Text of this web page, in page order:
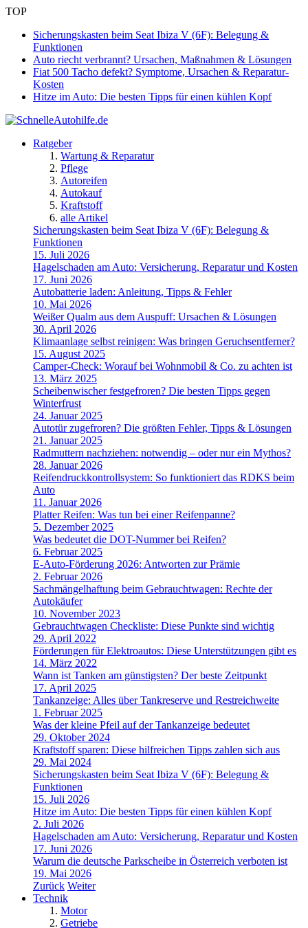
TOP
Sicherungskasten beim Seat Ibiza V (6F): Belegung &
Funktionen
Auto riecht verbrannt? Ursachen, Maßnahmen & Lösungen
Fiat 500 Tacho defekt? Symptome, Ursachen & Reparatur-
Kosten
Hitze im Auto: Die besten Tipps für einen kühlen Kopf
Ratgeber
Wartung & Reparatur
Pflege
Autoreifen
Autokauf
Kraftstoff
alle Artikel
Sicherungskasten beim Seat Ibiza V (6F): Belegung &
Funktionen
15. Juli 2026
Hagelschaden am Auto: Versicherung, Reparatur und Kosten
17. Juni 2026
Autobatterie laden: Anleitung, Tipps & Fehler
10. Mai 2026
Weißer Qualm aus dem Auspuff: Ursachen & Lösungen
30. April 2026
Klimaanlage selbst reinigen: Was bringen Geruchsentferner?
15. August 2025
Camper-Check: Worauf bei Wohnmobil & Co. zu achten ist
13. März 2025
Scheibenwischer festgefroren? Die besten Tipps gegen
Winterfrust
24. Januar 2025
Autotür zugefroren? Die größten Fehler, Tipps & Lösungen
21. Januar 2025
Radmuttern nachziehen: notwendig – oder nur ein Mythos?
28. Januar 2026
Reifendruckkontrollsystem: So funktioniert das RDKS beim
Auto
11. Januar 2026
Platter Reifen: Was tun bei einer Reifenpanne?
5. Dezember 2025
Was bedeutet die DOT-Nummer bei Reifen?
6. Februar 2025
E-Auto-Förderung 2026: Antworten zur Prämie
2. Februar 2026
Sachmängelhaftung beim Gebrauchtwagen: Rechte der
Autokäufer
10. November 2023
Gebrauchtwagen Checkliste: Diese Punkte sind wichtig
29. April 2022
Förderungen für Elektroautos: Diese Unterstützungen gibt es
14. März 2022
Wann ist Tanken am günstigsten? Der beste Zeitpunkt
17. April 2025
Tankanzeige: Alles über Tankreserve und Restreichweite
1. Februar 2025
Was der kleine Pfeil auf der Tankanzeige bedeutet
29. Oktober 2024
Kraftstoff sparen: Diese hilfreichen Tipps zahlen sich aus
29. Mai 2024
Sicherungskasten beim Seat Ibiza V (6F): Belegung &
Funktionen
15. Juli 2026
Hitze im Auto: Die besten Tipps für einen kühlen Kopf
2. Juli 2026
Hagelschaden am Auto: Versicherung, Reparatur und Kosten
17. Juni 2026
Warum die deutsche Parkscheibe in Österreich verboten ist
19. Mai 2026
Zurück Weiter
Technik
Motor
Getriebe